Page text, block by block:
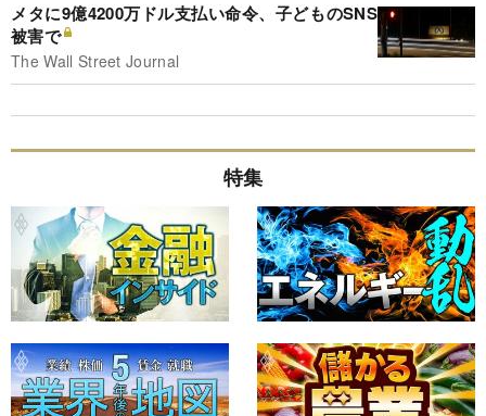
メタに9億4200万ドル支払い命令、子どものSNS
被害で
The Wall Street Journal
特集